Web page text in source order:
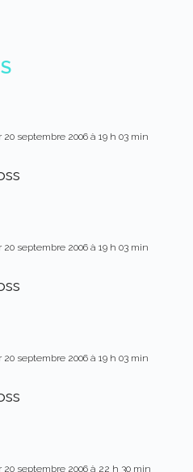
20 septembre 2006 à 19 h 03 min
20 septembre 2006 à 19 h 03 min
20 septembre 2006 à 19 h 03 min
20 septembre 2006 à 22 h 30 min